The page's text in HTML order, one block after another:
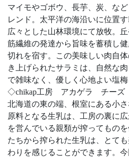
マイモやゴボウ、長芋、炭、な
レンド。太平洋の海沿いに位置
広々とした山林環境にて放牧。
筋繊維の発達から旨味を蓄積し
切れを宿す。この美味しい肉自
き上げられたサラミは、自然な
で雑味なく、優しく心地よい塩
◇chikap工房 アカゲラ チーズ
北海道の東の端、根室にある小
原料となる生乳は、工房の裏に
を営んでいる親類が搾ってもの
たちから搾られた生乳は、とて
わりを感じることができます。